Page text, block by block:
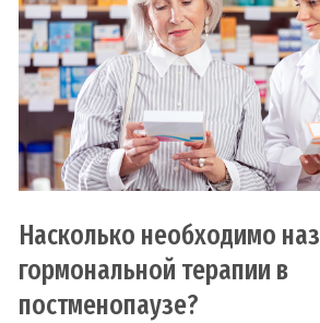
Насколько необходимо
гормональной терапии в
постменопаузе?